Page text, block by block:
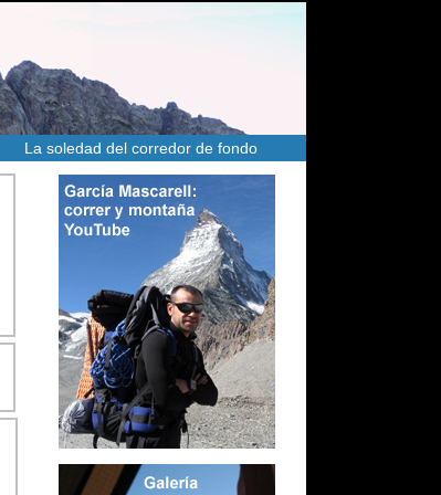
La soledad del corredor de fondo